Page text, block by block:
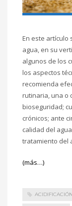
En este artículo
agua, en su
algunos de los
los aspectos
recomienda
rutinaria, una o
bioseguridad;
crónicos; ante
calidad del
tratamiento del
(más…)
ACIDIFICACIÓN